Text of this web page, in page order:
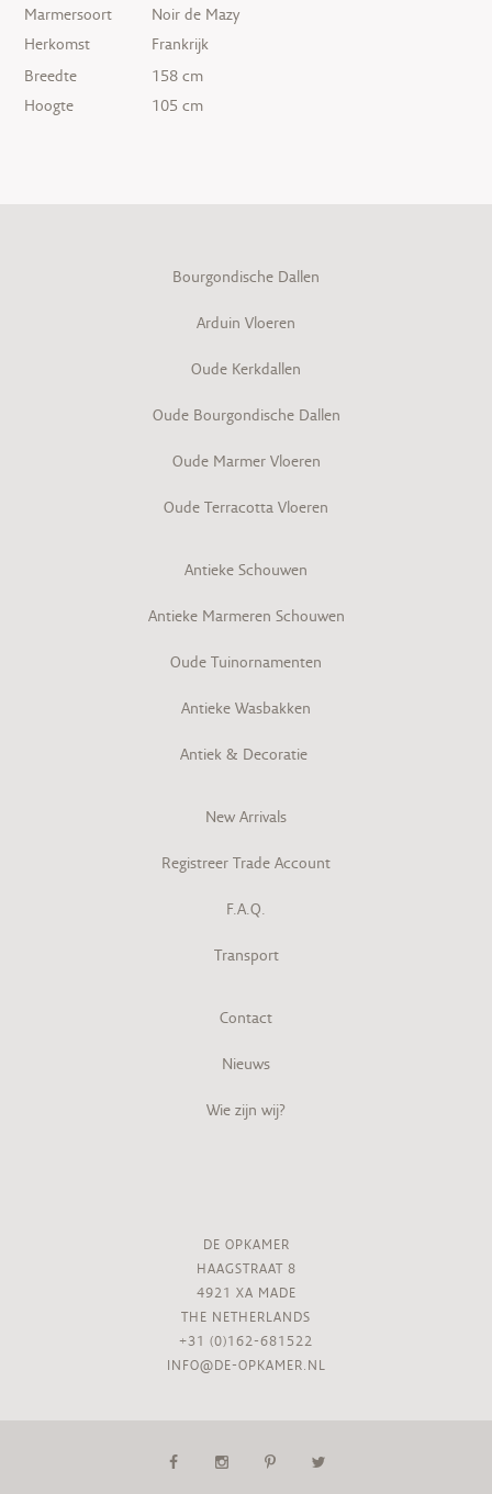
Marmersoort
Noir de Mazy
Herkomst
Frankrijk
Breedte
158 cm
Hoogte
105 cm
Bourgondische Dallen
Arduin Vloeren
Oude Kerkdallen
Oude Bourgondische Dallen
Oude Marmer Vloeren
Oude Terracotta Vloeren
Antieke Schouwen
Antieke Marmeren Schouwen
Oude Tuinornamenten
Antieke Wasbakken
Antiek & Decoratie
New Arrivals
Registreer Trade Account
F.A.Q.
Transport
Contact
Nieuws
Wie zijn wij?
DE OPKAMER
HAAGSTRAAT 8
4921 XA MADE
THE NETHERLANDS
+31 (0)162-681522
INFO@DE-OPKAMER.NL